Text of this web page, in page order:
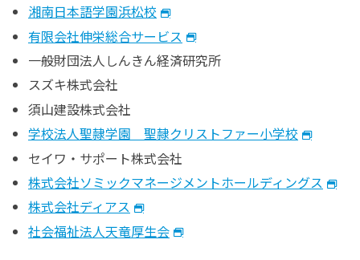
湘南日本語学園浜松校
有限会社伸栄総合サービス
一般財団法人しんきん経済研究所
スズキ株式会社
須山建設株式会社
学校法人聖隷学園 聖隷クリストファー小学校
セイワ・サポート株式会社
株式会社ソミックマネージメントホールディングス
株式会社ディアス
社会福祉法人天竜厚生会